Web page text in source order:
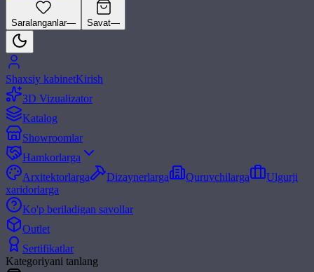
Saralanganlar— Savat—
Shaxsiy kabinetKirish
3D Vizualizator
Katalog
Showroomlar
Hamkorlarga
Arxitektorlarga
Dizaynerlarga Quruvchilarga
Ulgurji
xaridorlarga
Ko'p beriladigan savollar
Outlet
Sertifikatlar
Kategoriyani tanlang